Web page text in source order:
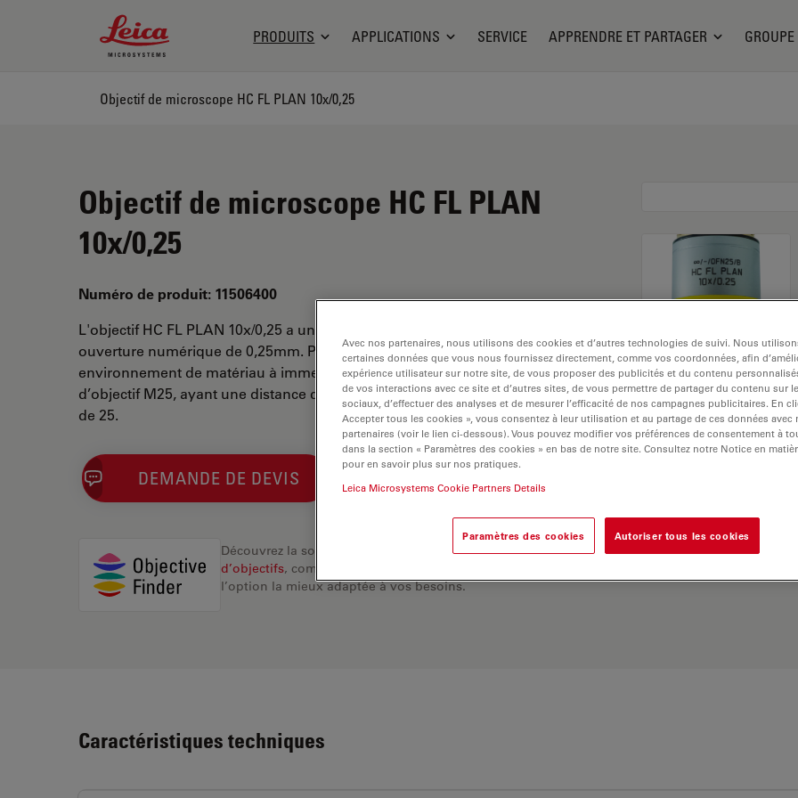
Leica Microsystems Logo
PRODUITS APPLICATIONS SERVICE APPRENDRE ET PARTAGER GROUPE
Objectif de microscope HC FL PLAN 10x/0,25
Objectif de microscope HC FL PLAN
10x/0,25
Numéro de produit: 11506400
L'objectif HC FL PLAN 10x/0,25 a un grossissement de 10x et une
ouverture numérique de 0,25mm. Pour une utilisation dans un
environnement de matériau à immersion sèche et fixé avec un filetage
d’objectif M25, ayant une distance de travail libre de 17,7 mm et un FN
de 25.
DEMANDE DE DEVIS
Découvrez la solution idéale. Explorez notresélecteur
d’objectifs, comparez les alternatives et trouvez
l’option la mieux adaptée à vos besoins.
Caractéristiques techniques
Avec nos partenaires, nous utilisons des cookies et d’autres technologies de suivi. Nous
certaines données que vous nous fournissez directement, comme vos coordonnées, afin
expérience utilisateur sur notre site, de vous proposer des publicités et du contenu
de vos interactions avec ce site et d’autres sites, de vous permettre de partager du contenu sur
sociaux, d’effectuer des analyses et de mesurer l’efficacité de nos campagnes publicitaires. En
Accepter tous les cookies », vous consentez à leur utilisation et au partage de ces données avec
partenaires (voir le lien ci-dessous). Vous pouvez modifier vos préférences de consentement à
dans la section « Paramètres des cookies » en bas de notre site. Consultez notre Notice en
pour en savoir plus sur nos pratiques.
Leica Microsystems Cookie Partners Details
Paramètres des cookies Autoriser tous les cookies